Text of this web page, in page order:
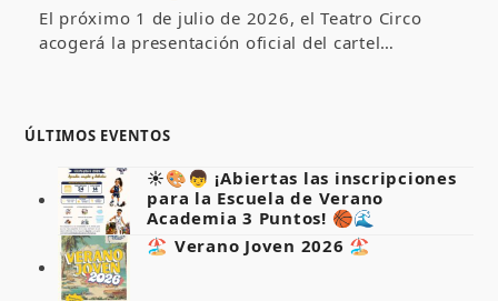
El próximo 1 de julio de 2026, el Teatro Circo
acogerá la presentación oficial del cartel…
ÚLTIMOS EVENTOS
☀️🎨👦 ¡Abiertas las inscripciones
para la Escuela de Verano
Academia 3 Puntos! 🏀🌊
🏖️ Verano Joven 2026 🏖️